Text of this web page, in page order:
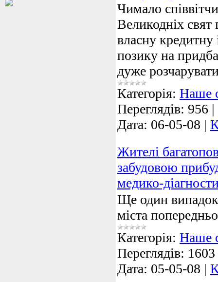
Чимало
Великодніх свят
власну кредитну
позику на
дуже
Категорія: Наше
Переглядів: 956 |
Дата: 06-05-08 |
Жителі
забудовою
медико-
Ще один випадок
міста
Категорія: Наше
Переглядів: 1603
Дата: 05-05-08 |